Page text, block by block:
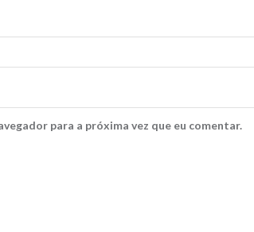
para a próxima vez que eu comentar.